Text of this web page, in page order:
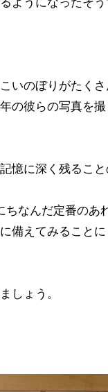
いのぼりがたく
の彼らの写真を
憶に深く残るこ
なんだ定番のあ
備えてみることに
しょう。